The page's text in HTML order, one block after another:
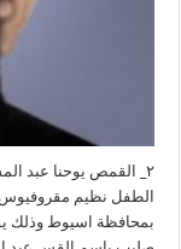
٢_ القمص يوحنا عبد
الطفل نظيم مقروفيوس